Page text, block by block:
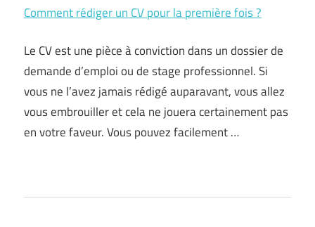
Comment rédiger un CV pour la première fois ?
Le CV est une pièce à conviction dans un dossier de
demande d’emploi ou de stage professionnel. Si
vous ne l’avez jamais rédigé auparavant, vous allez
vous embrouiller et cela ne jouera certainement pas
en votre faveur. Vous pouvez facilement …